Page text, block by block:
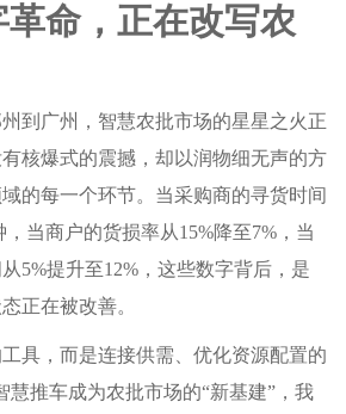
命，正在改写农
到广州，智慧农批市场的星星之火正
核爆式的震撼，却以润物细无声的方
的每一个环节。当采购商的寻货时间
，当商户的货损率从15%降至7%，当
5%提升至12%，这些数字背后，是
正在被改善。
具，而是连接供需、优化资源配置的
慧推车成为农批市场的“新基建”，我